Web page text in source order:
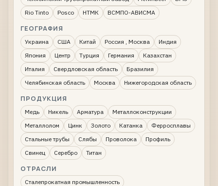
Rio Tinto
Posco НТМК ВСМПО-АВИСМА
ГЕОГРАФИЯ
Украина США Китай Россия , Москва
Индия
Япония
Центр Турция Германия
Казахстан
Италия
Свердловская область
Бразилия
Челябинская область
Москва Нижегородская область
ПРОДУКЦИЯ
Медь Никель Арматура
Металлоконструкции
Металлолом
Цинк Золото Катанка
Ферросплавы
Стальные трубы
Слябы Проволока
Профиль
Свинец
Серебро Титан
ОТРАСЛИ
Сталепрокатная промышленность